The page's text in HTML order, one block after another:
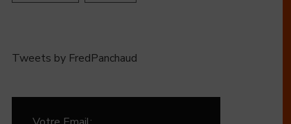
Tweets by FredPanchaud